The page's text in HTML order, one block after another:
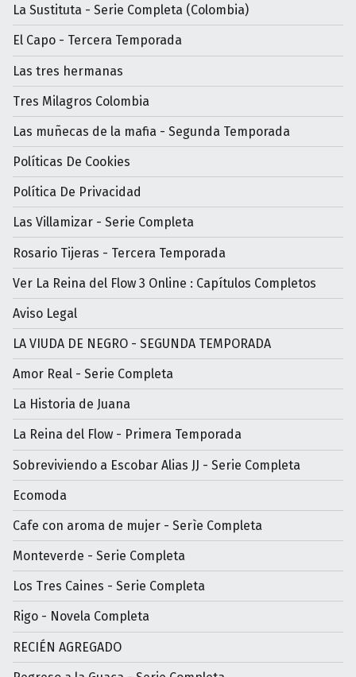
La Sustituta - Serie Completa (Colombia)
El Capo - Tercera Temporada
Las tres hermanas
Tres Milagros Colombia
Las muñecas de la mafia - Segunda Temporada
Políticas De Cookies
Política De Privacidad
Las Villamizar - Serie Completa
Rosario Tijeras - Tercera Temporada
Ver La Reina del Flow 3 Online : Capítulos Completos
Aviso Legal
LA VIUDA DE NEGRO - SEGUNDA TEMPORADA
Amor Real - Serie Completa
La Historia de Juana
La Reina del Flow - Primera Temporada
Sobreviviendo a Escobar Alias JJ - Serie Completa
Ecomoda
Cafe con aroma de mujer - Serìe Completa
Monteverde - Serie Completa
Los Tres Caines - Serie Completa
Rigo - Novela Completa
RECIÉN AGREGADO